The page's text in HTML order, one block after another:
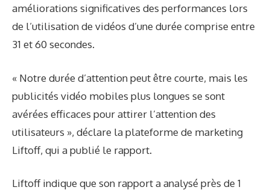
améliorations significatives des performances lors
de l’utilisation de vidéos d’une durée comprise entre
31 et 60 secondes.
« Notre durée d’attention peut être courte, mais les
publicités vidéo mobiles plus longues se sont
avérées efficaces pour attirer l’attention des
utilisateurs », déclare la plateforme de marketing
Liftoff, qui a publié le rapport.
Liftoff indique que son rapport a analysé près de 1